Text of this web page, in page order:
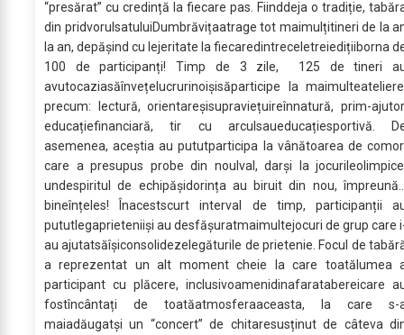
“presărat” cu credință la fiecare pas. Fiinddeja o tradiție,
din pridvorulsatuluiDumbrăvițaatrage tot maimulțitineri de la
la an, depășind cu lejeritate la fiecaredintreceletreiedițiiborna
100 de participanți! Timp de 3 zile, 125 de tineri
avutocaziasăînvețelucrurinoișisăparticipe la
precum: lectură, orientareșisupraviețuireînnatură, prim-
educațiefinanciară, tir cu arculsaueducațiesportivă.
asemenea, aceștia au pututparticipa la vânătoarea de
care a presupus probe din noulval, darși la
undespiritul de echipășidorința au biruit din nou,
bineînțeles! Înacestscurt interval de timp, participanții
pututlegaprieteniiși au desfășuratmaimultejocuri de grup care
au ajutatsăîșiconsolidezelegăturile de prietenie. Focul de
a reprezentat un alt moment cheie la care toatălumea
participant cu plăcere, inclusivoamenidinafaratabereicare
fostîncântați de toatăatmosferaaceasta, la care s-
maiadăugatși un “concert” de chitaresusținut de câteva